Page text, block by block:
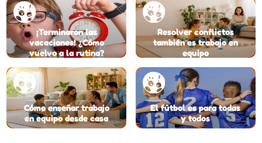
¡Terminaron las
vacaciones! ¿Cómo
vuelvo a la rutina?
Resolver conflictos
también es trabajo en
equipo
Cómo enseñar trabajo
en equipo desde casa
El fútbol es para todas
y todos